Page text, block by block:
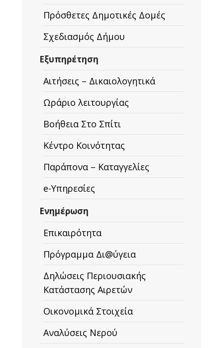
Πρόσθετες Δημοτικές Δομές
Σχεδιασμός Δήμου
Εξυπηρέτηση
Αιτήσεις – Δικαιολογητικά
Ωράριο λειτουργίας
Βοήθεια Στο Σπίτι
Κέντρο Κοινότητας
Παράπονα – Καταγγελίες
e-Υπηρεσίες
Ενημέρωση
Επικαιρότητα
Πρόγραμμα Δι@ύγεια
Δηλώσεις Περιουσιακής
Κατάστασης Αιρετών
Οικονομικά Στοιχεία
Αναλύσεις Νερού